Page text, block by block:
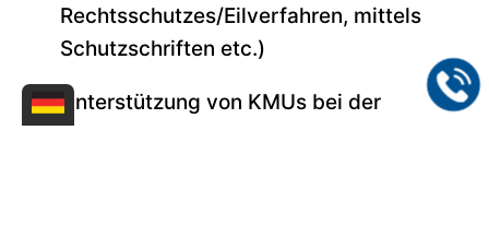
Rechtsschutzes/Eilverfahren, mittels
Schutzschriften etc.)
Unterstützung von KMUs bei der